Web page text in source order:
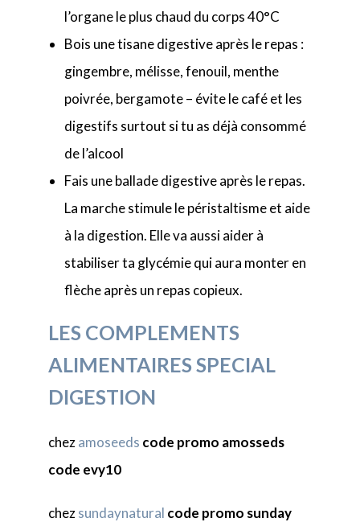
l’organe le plus chaud du corps 40°C
Bois une tisane digestive après le repas :
gingembre, mélisse, fenouil, menthe
poivrée, bergamote – évite le café et les
digestifs surtout si tu as déjà consommé
de l’alcool
Fais une ballade digestive après le repas.
La marche stimule le péristaltisme et aide
à la digestion. Elle va aussi aider à
stabiliser ta glycémie qui aura monter en
flèche après un repas copieux.
LES COMPLEMENTS
ALIMENTAIRES SPECIAL
DIGESTION
chezamoseeds code promo amosseds
code evy10
chezsundaynatural code promo sunday